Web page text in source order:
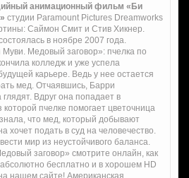
анимационный фильм «Би
студии Paramount Pictures Dreamworks
Саймон Смит и Стив Хикнер.
в ноябре 2007 года.
Медовый заговор»: пчелка по
колледж и уже успела
карьере. Ведь у нее остается
мед. Отчаявшись, Барри
глядят. Вдруг она попадает в
которой пчелке помогает цветочница
что мед, который добывают
хочет подать в суд на человечество.
мир из неустойчивого баланса.
заговор» смотрите онлайн, как
абсолютно бесплатно и в хорошем HD
нашем сайте! Американская